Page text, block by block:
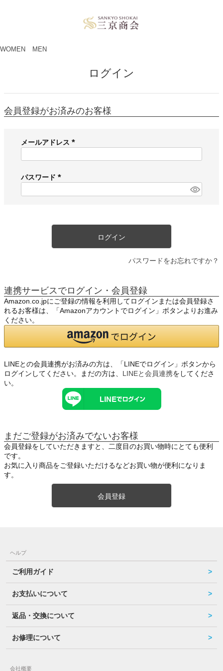
WOMEN MEN
ログイン
会員登録がお済みのお客様
メールアドレス
必
)
パスワード
必
ログイン
パスワードをお忘れですか？
連携サービスでログイン・会員登録
Amazon.co.jpにご登録の情報を利用してログインまたは会員登録さ
れるお客様は、「Amazonアカウントでログイン」ボタンよりお進み
ください。
LINEとの会員連携がお済みの方は、「LINEでログイン」ボタンから
ログインしてください。まだの方は、 LINEと会員連携をしてくださ
い。
まだご登録がお済みでないお客様
会員登録をしていただきますと、二度目のお買い物時にとても便利
です。
お気に入り商品をご登録いただけるなどお買い物が便利になりま
す。
会員登録
ヘルプ
ご利用ガイド
お支払いについて
返品・交換について
お修理について
会社概要